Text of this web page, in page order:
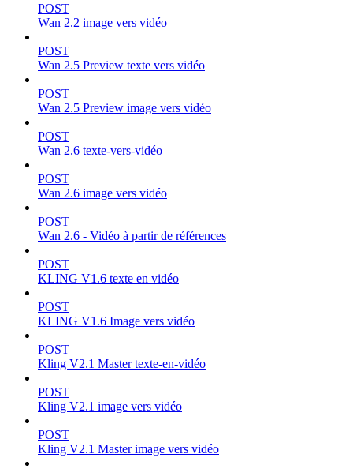
POST
Wan 2.2 image vers vidéo
POST
Wan 2.5 Preview texte vers vidéo
POST
Wan 2.5 Preview image vers vidéo
POST
Wan 2.6 texte-vers-vidéo
POST
Wan 2.6 image vers vidéo
POST
Wan 2.6 - Vidéo à partir de références
POST
KLING V1.6 texte en vidéo
POST
KLING V1.6 Image vers vidéo
POST
Kling V2.1 Master texte-en-vidéo
POST
Kling V2.1 image vers vidéo
POST
Kling V2.1 Master image vers vidéo